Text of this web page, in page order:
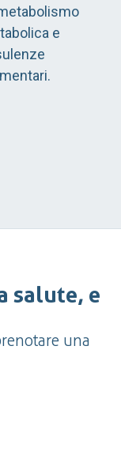
e
salute, e
una